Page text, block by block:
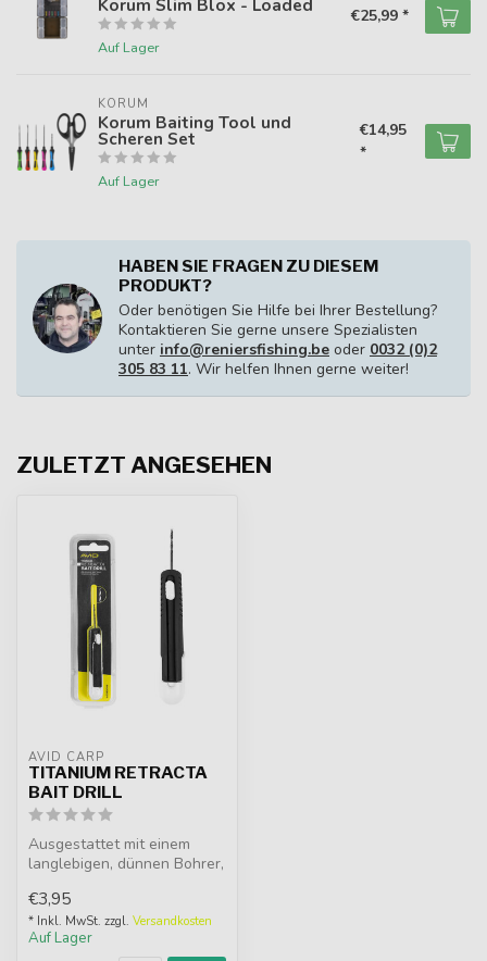
Korum Slim Blox - Loaded
Auf Lager
€25,99 *
KORUM
Korum Baiting Tool und
Scheren Set
Auf Lager
€14,95
*
HABEN SIE FRAGEN ZU DIESEM
PRODUKT?
Oder benötigen Sie Hilfe bei Ihrer Bestellung?
Kontaktieren Sie gerne unsere Spezialisten
unter info@reniersfishing.be oder 0032 (0)2
305 83 11. Wir helfen Ihnen gerne weiter!
ZULETZT ANGESEHEN
AVID CARP
TITANIUM RETRACTA
BAIT DRILL
Ausgestattet mit einem
langlebigen, dünnen Bohrer,
...
€3,95
* Inkl. MwSt. zzgl. Versandkosten
Auf Lager